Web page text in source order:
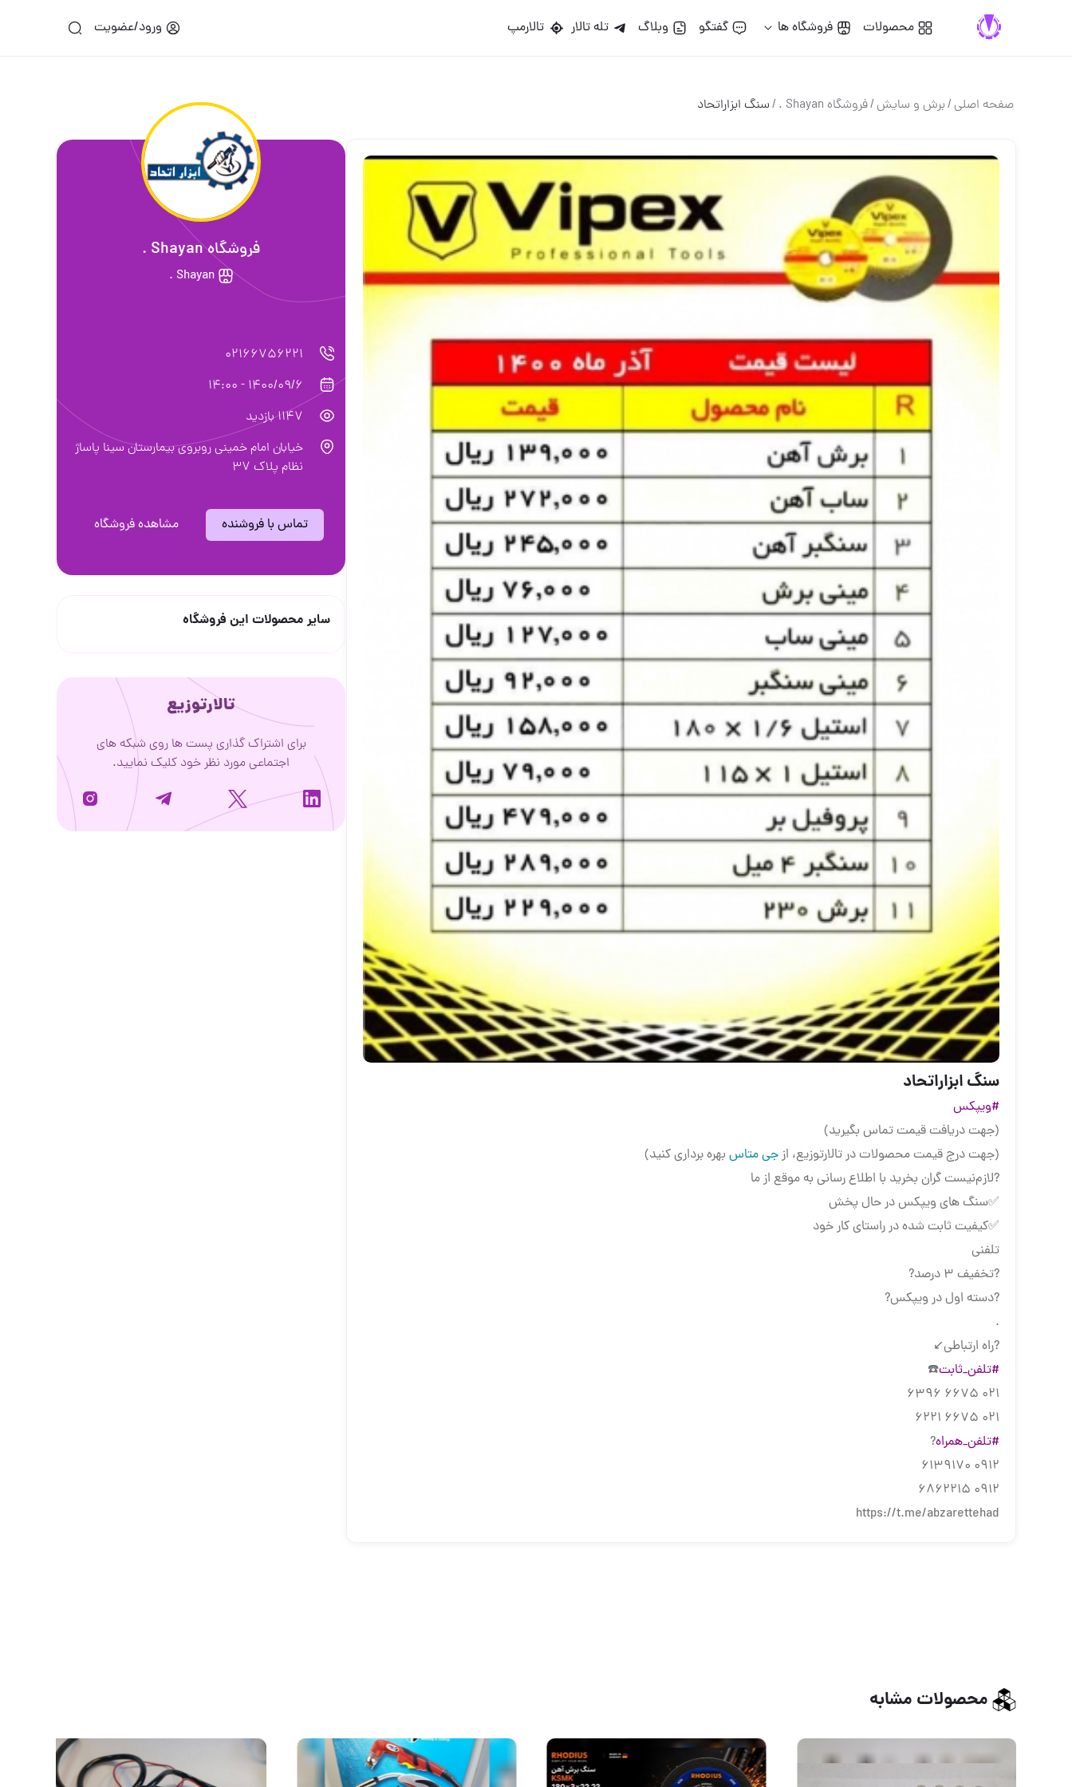
محصولات فروشگاه ها گفتگو وبلاگ تله تالار تالارمپ ورود/عضویت
صفحه اصلی/برش و سايش/فروشگاه Shayan . /سنگ ابزاراتحاد
سنگ ابزاراتحاد
#ویپکس
(جهت دریافت قیمت تماس بگیرید)
(جهت درج قیمت محصولات در تالارتوزیع، ازجی متاس بهره برداری کنید)
?لازم‌نیست گران بخرید با اطلاع رسانی به موقع از ما
✅سنگ های ویپکس در حال پخش
✅کیفیت ثابت شده در راستای کار خود
تلفنی
?تخفیف 3 درصد?
?دسته اول در ویپکس?
.
?راه ارتباطی↙️
#تلفن_ثابت☎️
021 6675 6396
021 6675 6221
#تلفن_همراه?
0912 6139170
0912 6862215
https://t.me/abzarettehad
فروشگاه Shayan .
Shayan .
02166756221
1400/09/6 - 14:00
1147 بازدید
خیابان امام خمینی روبروی بیمارستان سینا پاساژ
نظام پلاک ۳۷
تماس با فروشنده مشاهده فروشگاه
سایر محصولات این فروشگاه
تالارتوزیع
برای اشتراک گذاری پست ها روی شبکه های
اجتماعی مورد نظر خود کلیک نمایید.
محصولات مشابه